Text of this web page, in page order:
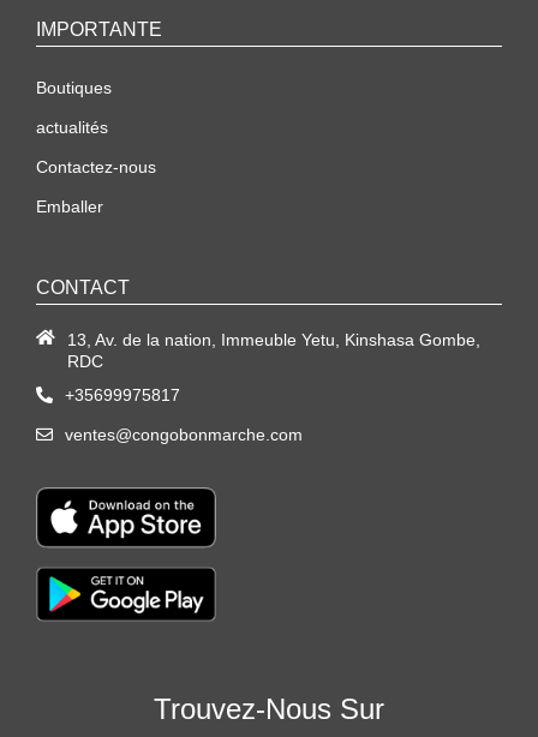
IMPORTANTE
Boutiques
actualités
Contactez-nous
Emballer
CONTACT
13, Av. de la nation, Immeuble Yetu, Kinshasa Gombe,
RDC
+35699975817
ventes@congobonmarche.com
Trouvez-Nous Sur